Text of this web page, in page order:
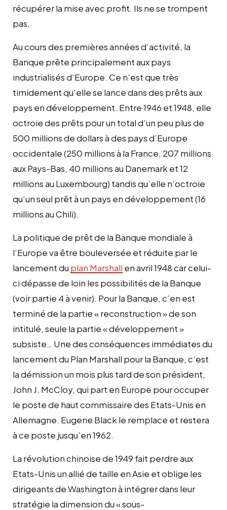
récupérer la mise avec profit. Ils ne se trompent
pas.
Au cours des premières années d’activité, la
Banque prête principalement aux pays
industrialisés d’Europe. Ce n’est que très
timidement qu’elle se lance dans des prêts aux
pays en développement. Entre 1946 et 1948, elle
octroie des prêts pour un total d’un peu plus de
500 millions de dollars à des pays d’Europe
occidentale (250 millions à la France, 207 millions
aux Pays-Bas, 40 millions au Danemark et 12
millions au Luxembourg) tandis qu’elle n’octroie
qu’un seul prêt à un pays en développement (16
millions au Chili).
La politique de prêt de la Banque mondiale à
l’Europe va être bouleversée et réduite par le
lancement du plan Marshall en avril 1948 car celui-
ci dépasse de loin les possibilités de la Banque
(voir partie 4 à venir). Pour la Banque, c’en est
terminé de la partie « reconstruction » de son
intitulé, seule la partie « développement »
subsiste… Une des conséquences immédiates du
lancement du Plan Marshall pour la Banque, c’est
la démission un mois plus tard de son président,
John J. McCloy, qui part en Europe pour occuper
le poste de haut commissaire des Etats-Unis en
Allemagne. Eugene Black le remplace et restera
à ce poste jusqu’en 1962.
La révolution chinoise de 1949 fait perdre aux
Etats-Unis un allié de taille en Asie et oblige les
dirigeants de Washington à intégrer dans leur
stratégie la dimension du « sous-